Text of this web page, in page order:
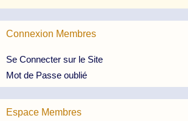
Connexion Membres
Se Connecter sur le Site
Mot de Passe oublié
Espace Membres